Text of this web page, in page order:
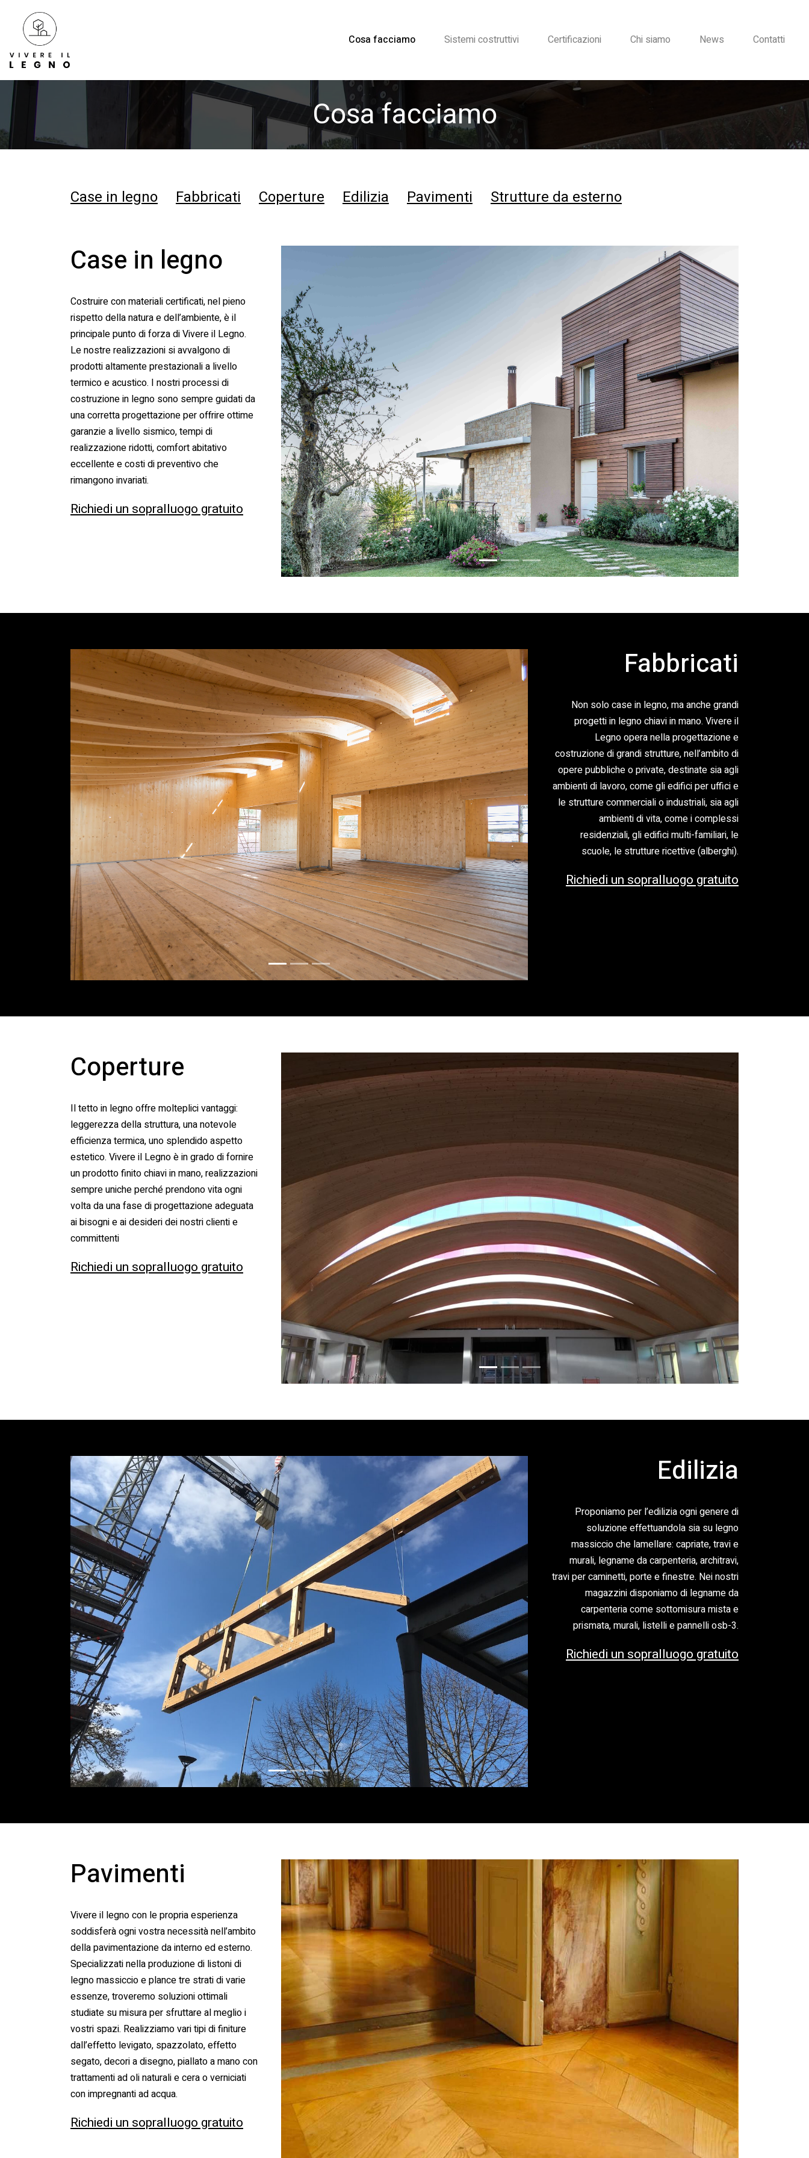
Cosa facciamo Sistemi costruttivi Certificazioni Chi siamo News Contatti
Cosa facciamo
Case in legno Fabbricati Coperture Edilizia Pavimenti Strutture da esterno
Case in legno
Costruire con materiali certificati, nel pieno
rispetto della natura e dell’ambiente, è il
principale punto di forza di Vivere il Legno.
Le nostre realizzazioni si avvalgono di
prodotti altamente prestazionali a livello
termico e acustico. I nostri processi di
costruzione in legno sono sempre guidati da
una corretta progettazione per offrire ottime
garanzie a livello sismico, tempi di
realizzazione ridotti, comfort abitativo
eccellente e costi di preventivo che
rimangono invariati.
Richiedi un sopralluogo gratuito
Fabbricati
Non solo case in legno, ma anche grandi
progetti in legno chiavi in mano. Vivere il
Legno opera nella progettazione e
costruzione di grandi strutture, nell’ambito di
opere pubbliche o private, destinate sia agli
ambienti di lavoro, come gli edifici per uffici e
le strutture commerciali o industriali, sia agli
ambienti di vita, come i complessi
residenziali, gli edifici multi-familiari, le
scuole, le strutture ricettive (alberghi).
Richiedi un sopralluogo gratuito
Coperture
Il tetto in legno offre molteplici vantaggi:
leggerezza della struttura, una notevole
efficienza termica, uno splendido aspetto
estetico. Vivere il Legno è in grado di fornire
un prodotto finito chiavi in mano, realizzazioni
sempre uniche perché prendono vita ogni
volta da una fase di progettazione adeguata
ai bisogni e ai desideri dei nostri clienti e
committenti
Richiedi un sopralluogo gratuito
Edilizia
Proponiamo per l’edilizia ogni genere di
soluzione effettuandola sia su legno
massiccio che lamellare: capriate, travi e
murali, legname da carpenteria, architravi,
travi per caminetti, porte e finestre. Nei nostri
magazzini disponiamo di legname da
carpenteria come sottomisura mista e
prismata, murali, listelli e pannelli osb-3.
Richiedi un sopralluogo gratuito
Pavimenti
Vivere il legno con le propria esperienza
soddisferà ogni vostra necessità nell’ambito
della pavimentazione da interno ed esterno.
Specializzati nella produzione di listoni di
legno massiccio e plance tre strati di varie
essenze, troveremo soluzioni ottimali
studiate su misura per sfruttare al meglio i
vostri spazi. Realizziamo vari tipi di finiture
dall’effetto levigato, spazzolato, effetto
segato, decori a disegno, piallato a mano con
trattamenti ad oli naturali e cera o verniciati
con impregnanti ad acqua.
Richiedi un sopralluogo gratuito